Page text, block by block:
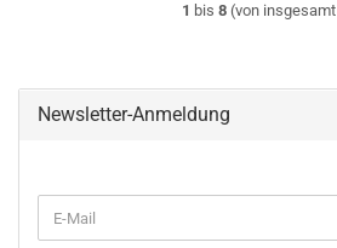
1 bis 8(von insgesamt
Newsletter-Anmeldung
ZUR
E-
Mail